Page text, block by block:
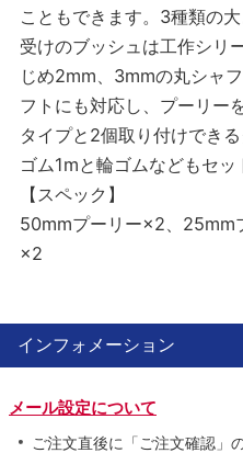
こともできます。3種類の
受けのブッシュは工作シリ
じめ2mm、3mmの丸シャ
フトにも対応し、プーリー
タイプと2個取り付けでき
ゴム1mと輪ゴムなどもセッ
【スペック】
50mmプーリー×2、25mm
×2
インフォメーション
メール設定について
ご注文直後に「ご注文確認」